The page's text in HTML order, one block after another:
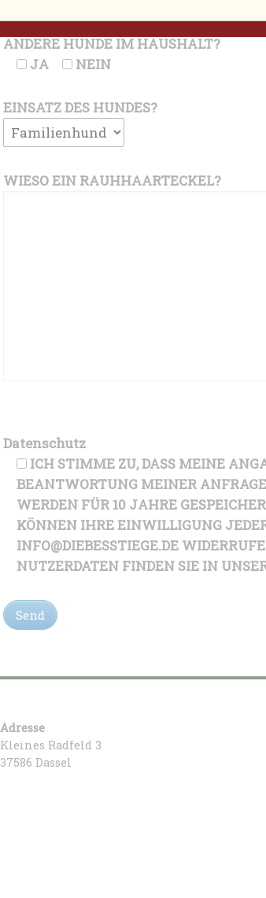
ANDERE HUNDE IM HAUSHALT?
JA
NEIN
EINSATZ DES HUNDES?
WIESO EIN RAUHHAARTECKEL?
Datenschutz
ICH STIMME ZU, DASS MEINE
BEANTWORTUNG MEINER
WERDEN FÜR 10 JAHRE
KÖNNEN IHRE EINWILLIGUNG
INFO@DIEBESSTIEGE.DE
NUTZERDATEN FINDEN SIE IN
Adresse
Kleines Radfeld 3
37586 Dassel